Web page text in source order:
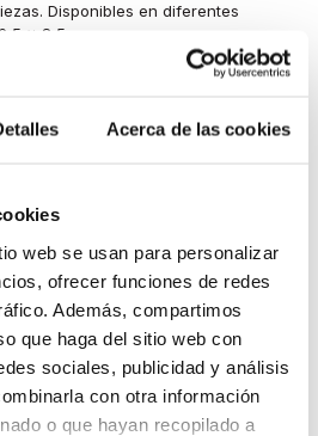
Acerca de las cookies
web se usan para personalizar
ofrecer funciones de redes
Además, compartimos
que haga del sitio web con
sociales, publicidad y análisis
con otra información
o que hayan recopilado a
Disponibles en diferentes
x 8,5 cm.
8,5 cm.
Puede haber diferencias según el
DEL
4330
4330